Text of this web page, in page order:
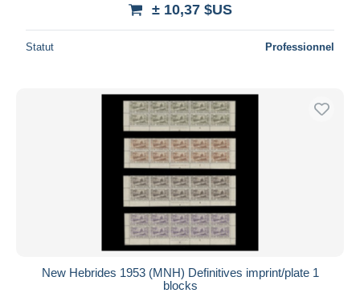
± 10,37 $US
Statut Professionnel
New Hebrides 1953 (MNH) Definitives imprint/plate 1
blocks